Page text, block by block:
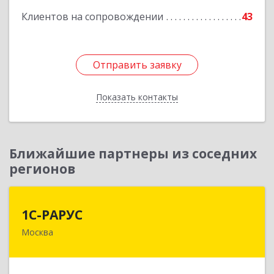
Клиентов на сопровождении 43
Отправить заявку
Показать контакты
Отправить заявку
Назад
Ближайшие партнеры из соседних
регионов
1С-РАРУС
Москва127434, Москва г, Дмитровское ш, дом № 9Б